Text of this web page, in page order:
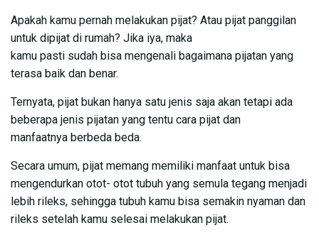
Apakah kamu pernah melakukan pijat? Atau pijat panggilan
untuk dipijat di rumah? Jika iya, maka
kamu pasti sudah bisa mengenali bagaimana pijatan yang
terasa baik dan benar.
Ternyata, pijat bukan hanya satu jenis saja akan tetapi ada
beberapa jenis pijatan yang tentu cara pijat dan
manfaatnya berbeda beda.
Secara umum, pijat memang memiliki manfaat untuk bisa
mengendurkan otot- otot tubuh yang semula tegang menjadi
lebih rileks, sehingga tubuh kamu bisa semakin nyaman dan
rileks setelah kamu selesai melakukan pijat.